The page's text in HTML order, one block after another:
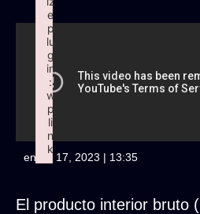
enero 17, 2023 | 13:35
El producto interior bruto
e
p
lu
g
in
:
w
p
li
n
k
Failed to initialize plugin: wplink